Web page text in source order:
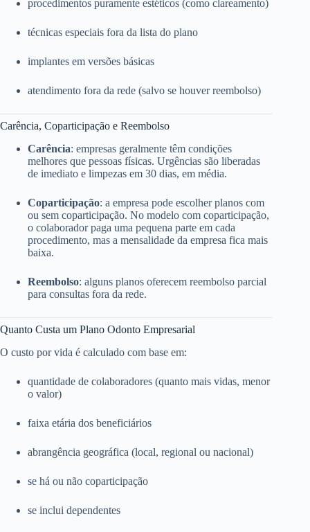
procedimentos puramente estéticos (como clareamento)
técnicas especiais fora da lista do plano
implantes em versões básicas
atendimento fora da rede (salvo se houver reembolso)
Carência, Coparticipação e Reembolso
Carência: empresas geralmente têm condições
melhores que pessoas físicas. Urgências são liberadas
de imediato e limpezas em 30 dias, em média.
Coparticipação: a empresa pode escolher planos com
ou sem coparticipação. No modelo com coparticipação,
o colaborador paga uma pequena parte em cada
procedimento, mas a mensalidade da empresa fica mais
baixa.
Reembolso: alguns planos oferecem reembolso parcial
para consultas fora da rede.
Quanto Custa um Plano Odonto Empresarial
O custo por vida é calculado com base em:
quantidade de colaboradores (quanto mais vidas, menor
o valor)
faixa etária dos beneficiários
abrangência geográfica (local, regional ou nacional)
se há ou não coparticipação
se inclui dependentes